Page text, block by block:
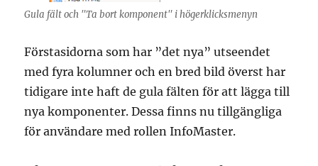
Gula fält och "Ta bort komponent" i högerklicksmenyn
Förstasidorna som har ”det nya” utseendet
med fyra kolumner och en bred bild överst har
tidigare inte haft de gula fälten för att lägga till
nya komponenter. Dessa finns nu tillgängliga
för användare med rollen InfoMaster.